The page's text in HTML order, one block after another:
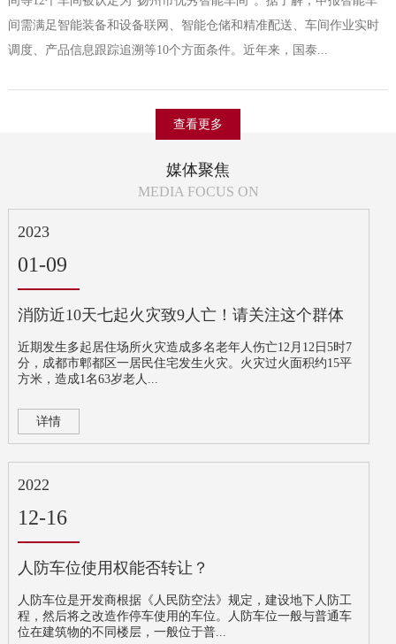
间需满足智能装备和设备联网、智能仓储和精准配送、车间作业实时
调度、产品信息跟踪追溯等10个方面条件。近年来，国泰...
查看更多
媒体聚焦
MEDIA FOCUS ON
2023
01-09
消防近10天七起火灾致9人亡！请关注这个群体
近期发生多起居住场所火灾造成多名老年人伤亡12月12日5时7
分，成都市郫都区一居民住宅发生火灾。火灾过火面积约15平
方米，造成1名63岁老人...
详情
2022
12-16
人防车位使用权能否转让？
人防车位是开发商根据《人民防空法》规定，建设地下人防工
程，然后将之改造作停车使用的车位。人防车位一般与普通车
位在建筑物的不同楼层，一般位于普...